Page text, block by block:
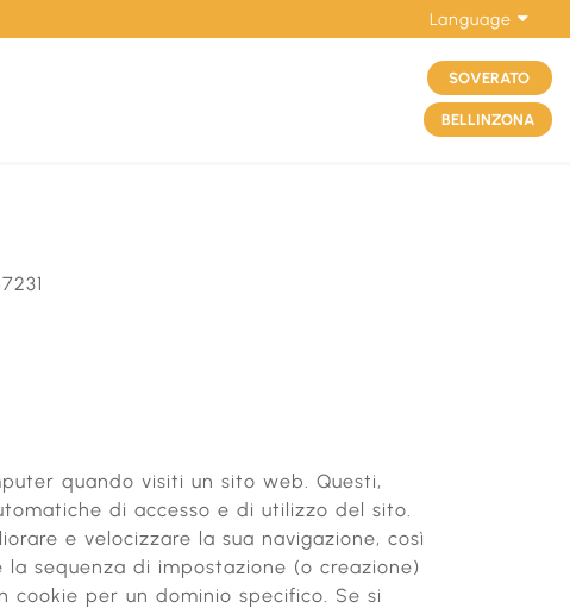
Language
SOVERATO
BELLINZONA
quando visiti un sito web. Questi,
di accesso e di utilizzo del sito.
e velocizzare la sua navigazione, così
sequenza di impostazione (o creazione)
cookie per un dominio specifico. Se si